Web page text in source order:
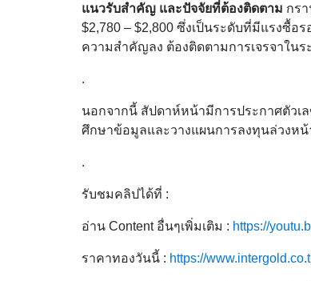
แนวรับสำคัญ และปัจจัยที่ต้องติดตาม กร
$2,780 – $2,800 ซึ่งเป็นระดับที่มีแรงซื้
ความสำคัญลง ต้องติดตามการเจรจาในร
.
นอกจากนี้ สัปดาห์หน้ามีการประกาศตัวเ
ศึกษาข้อมูลและวางแผนการลงทุนล่วงหน้
.
รับชมคลิปได้ที่ :
อ่าน Content อื่นๆเพิ่มเติม : https://
ราคาทองวันนี้ : https://